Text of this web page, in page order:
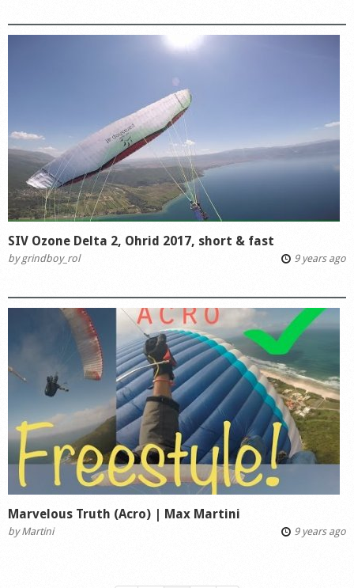
SIV Ozone Delta 2, Ohrid 2017, short & fast
bygrindboy_rol 9 years ago
Marvelous Truth (Acro) | Max Martini
byMartini 9 years ago